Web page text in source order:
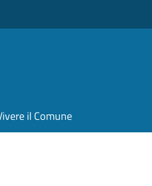
il Comune